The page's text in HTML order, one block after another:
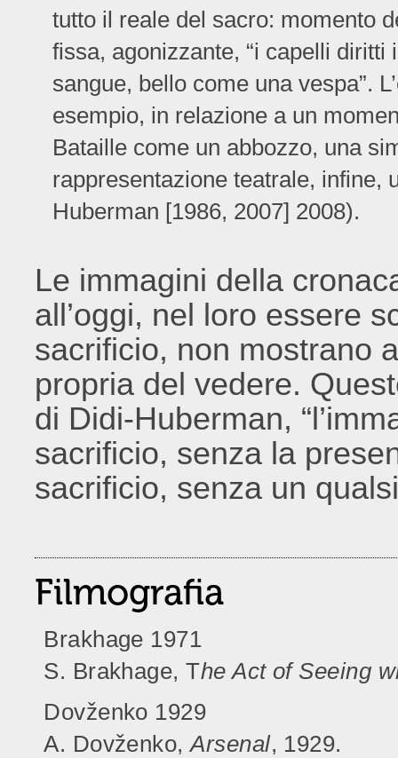
tutto il reale del sacro: momento
fissa, agonizzante, “i capelli
sangue, bello come una vespa”.
esempio, in relazione a un
Bataille come un abbozzo, una
rappresentazione teatrale, infine,
Huberman [1986, 2007] 2008).
Le immagini della
all’oggi, nel loro essere
sacrificio, non mostrano
propria del vedere.
di Didi-Huberman,
sacrificio, senza la
sacrificio, senza un
Filmografia
Brakhage 1971
S. Brakhage, The Act of Seeing
Dovženko 1929
A. Dovženko,Arsenal, 1929.